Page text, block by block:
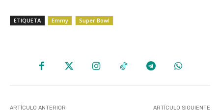
ETIQUETA Emmy Super Bowl
ARTÍCULO ANTERIOR ARTÍCULO SIGUIENTE